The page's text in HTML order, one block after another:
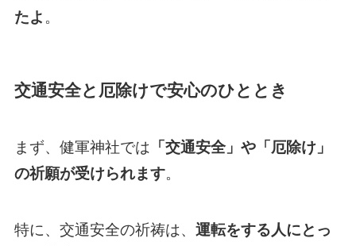
たよ 。
交通安全と厄除けで安心のひととき
まず、健軍神社では 「交通安全」や「厄除け」
の祈願が受けられます。
特に、交通安全の祈祷は、 運転をする人にとっ